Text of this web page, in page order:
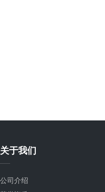
关于我们
公司介绍